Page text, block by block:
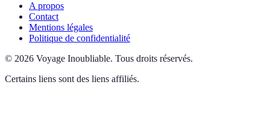
A propos
Contact
Mentions légales
Politique de confidentialité
© 2026 Voyage Inoubliable. Tous droits réservés.
Certains liens sont des liens affiliés.